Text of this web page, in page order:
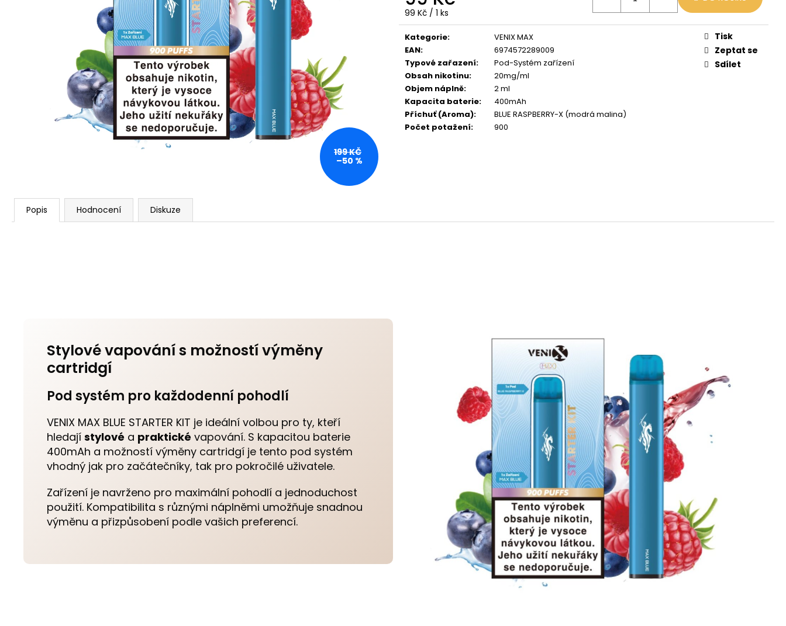
Měrná
cena:
99 Kč / 1 ks
Kategorie:
VENIX MAX
EAN:
6974572289009
Typové zařazení:
Pod-Systém zařízení
Obsah nikotinu:
20mg/ml
Objem náplně:
2 ml
Kapacita baterie:
400mAh
Příchuť (Aroma):
BLUE RASPBERRY-X (modrá malina)
Počet potažení: 900
Tisk
Zeptat se
Sdílet
199 KČ
–50 %
Popis Hodnocení Diskuze
Stylové vapování s možností výměny
cartridgí
Pod systém pro každodenní pohodlí
VENIX MAX BLUE STARTER KIT je ideální volbou pro ty, kteří
hledají stylové a praktické vapování. S kapacitou baterie
400mAh a možností výměny cartridgí je tento pod systém
vhodný jak pro začátečníky, tak pro pokročilé uživatele.
Zařízení je navrženo pro maximální pohodlí a jednoduchost
použití. Kompatibilita s různými náplněmi umožňuje snadnou
výměnu a přizpůsobení podle vašich preferencí.
VENIX PRO CAPPUCINO-X
Původně:169 Kč
VENIX X2 COLA-X
Původně:169 Kč
LIO POD SUMMER MIX
Původně:99 Kč